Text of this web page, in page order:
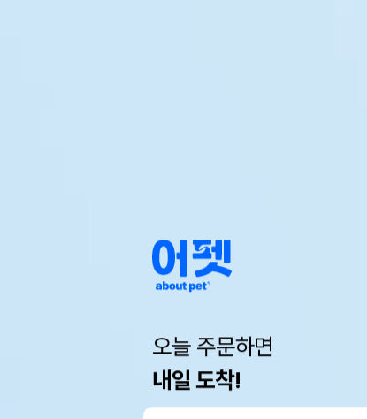
오늘 주문하면
내일 도착!